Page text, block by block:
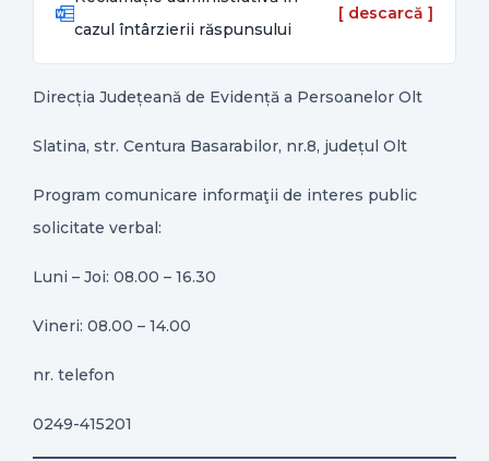
cazul întârzierii răspunsului
Direcția Județeană de Evidență a Persoanelor Olt
Slatina, str. Centura Basarabilor, nr.8, județul Olt
Program comunicare informaţii de interes public
solicitate verbal:
Luni – Joi: 08.00 – 16.30
Vineri: 08.00 – 14.00
nr. telefon
0249-415201